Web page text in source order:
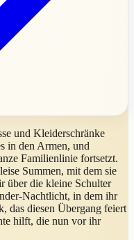
und Kleiderschränke
in den Armen, und
Familienlinie fortsetzt.
Summen, mit dem sie
über die kleine Schulter
Nachtlicht, in dem ihr
das diesen Übergang feiert
hilft, die nun vor ihr